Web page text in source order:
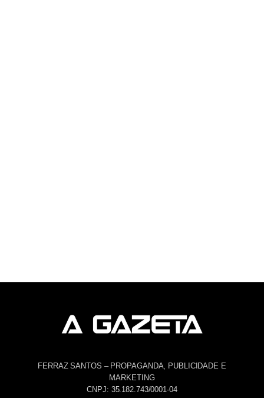
FERRAZ SANTOS – PROPAGANDA, PUBLICIDADE E
MARKETING
CNPJ: 35.182.743/0001-04